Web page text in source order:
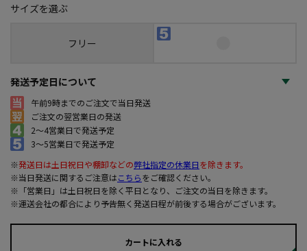
サイズを選ぶ
フリー
発送予定日について
午前9時までのご注文で当日発送
ご注文の翌営業日の発送
2～4営業日で発送予定
3～5営業日で発送予定
※発送日は土日祝日や棚卸などの弊社指定の休業日を除きます。
※当日発送に関するご注意はこちらをご確認ください。
※「営業日」は土日祝日を除く平日となり、ご注文の当日を除きます。
※運送会社の都合により予告無く発送日程が前後する場合がございます。
カートに入れる